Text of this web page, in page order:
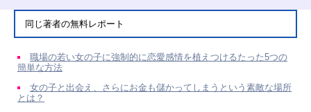
同じ著者の無料レポート
職場の若い女の子に強制的に恋愛感情を植えつけるたった5つの
簡単な方法
女の子と出会え、さらにお金も儲かってしまうという素敵な場所
とは？